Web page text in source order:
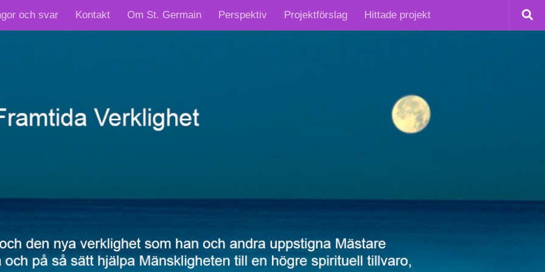
och svar Kontakt Om St. Germain Perspektiv Projektförslag Hittade projekt